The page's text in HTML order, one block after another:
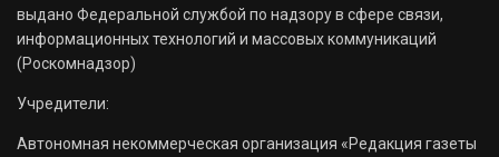
выдано Федеральной службой по надзору в сфере связи,
информационных технологий и массовых коммуникаций
(Роскомнадзор)
Учредители:
Автономная некоммерческая организация «Редакция газеты